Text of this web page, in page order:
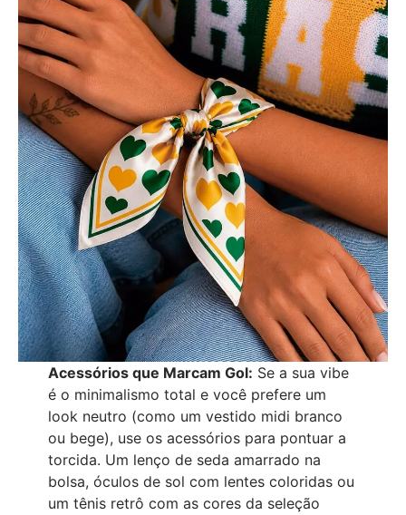
Acessórios que Marcam Gol: Se a sua vibe
é o minimalismo total e você prefere um
look neutro (como um vestido midi branco
ou bege), use os acessórios para pontuar a
torcida. Um lenço de seda amarrado na
bolsa, óculos de sol com lentes coloridas ou
um tênis retrô com as cores da seleção